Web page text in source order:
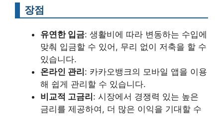
장점
유연한 입금: 생활비에 따라 변동하는 수입에
맞춰 입금할 수 있어, 무리 없이 저축을 할 수
있습니다.
온라인 관리 : 카카오뱅크의 모바일 앱을 이용
해 쉽게 관리할 수 있습니다.
비교적 고금리 : 시장에서 경쟁력 있는 높은
금리를 제공하여, 더 많은 이익을 기대할 수